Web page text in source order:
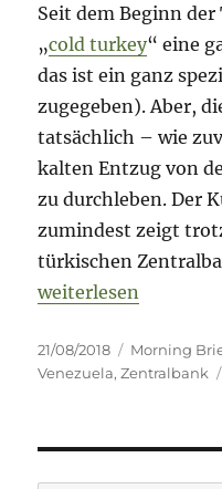
Seit dem Beginn
„cold turkey“ eine
das ist ein ganz
zugegeben). Aber,
tatsächlich – wie
kalten Entzug von
zu durchleben. Der
zumindest zeigt
türkischen
„Morning Briefing –
weiterlesen
Veröffentlicht
am
21/08/2018 Kategorien
Morning
Venezuela,Zentralbank